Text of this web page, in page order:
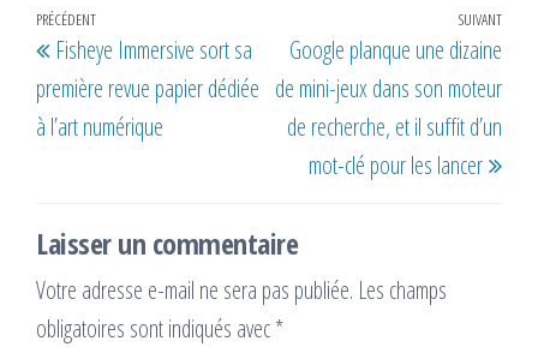
Navigation
de
l’article
Article
précédent
PRÉCÉDENT
Fisheye Immersive sort sa
première revue papier dédiée
à l’art numérique
SUIVANT
Google planque une dizaine
de mini-jeux dans son moteur
de recherche, et il suffit d’un
mot-clé pour les lancer
Laisser un commentaire
Votre adresse e-mail ne sera pas publiée. Les champs
obligatoires sont indiqués avec*